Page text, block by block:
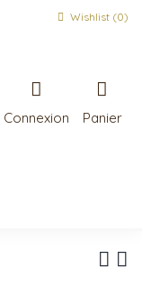
Wishlist (0)
Connexion Panier